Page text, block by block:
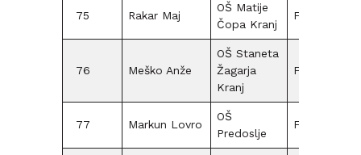
75 Rakar Maj
OŠ Matije
Čopa Kranj
F12
76 Meško Anže
OŠ Staneta
Žagarja
Kranj
F09
77 Markun Lovro
OŠ
Predoslje
F15